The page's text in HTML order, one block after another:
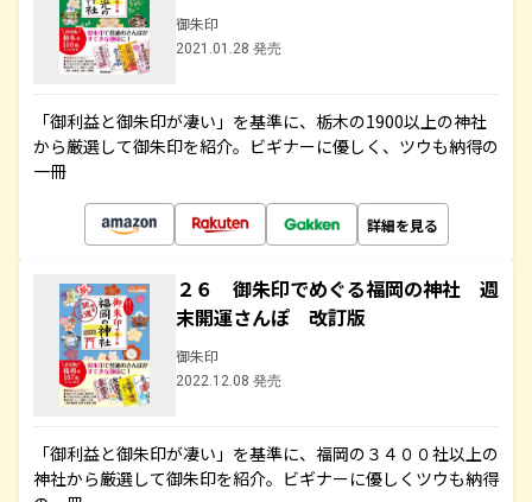
御朱印
2021.01.28 発売
「御利益と御朱印が凄い」を基準に、栃木の1900以上の神社
から厳選して御朱印を紹介。ビギナーに優しく、ツウも納得の
一冊
詳細を見る
２６ 御朱印でめぐる福岡の神社 週
末開運さんぽ 改訂版
御朱印
2022.12.08 発売
「御利益と御朱印が凄い」を基準に、福岡の３４００社以上の
神社から厳選して御朱印を紹介。ビギナーに優しくツウも納得